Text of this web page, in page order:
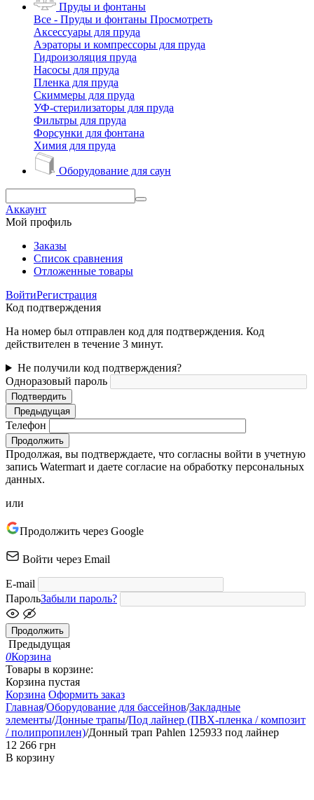
Пруды и фонтаны
Все - Пруды и фонтаны Просмотреть
Аксессуары для пруда
Аэраторы и компрессоры для пруда
Гидроизоляция пруда
Насосы для пруда
Пленка для пруда
Скиммеры для пруда
УФ-стерилизаторы для пруда
Фильтры для пруда
Форсунки для фонтана
Химия для пруда
Оборудование для саун
Аккаунт
Мой профиль
Заказы
Список сравнения
Отложенные товары
ВойтиРегистрация
Код подтверждения
На номер был отправлен код для подтверждения. Код
действителен в течение 3 минут.
Не получили код подтверждения?
Одноразовый пароль
Подтвердить
Предыдущая
Телефон
Продолжить
Продолжая, вы подтверждаете, что согласны войти в учетную
запись Watermart и даете согласие на обработку персональных
данных.
или
Продолжить через Google
Войти через Email
E-mail
ПарольЗабыли пароль?
Продолжить
Предыдущая
0Корзина
Товары в корзине:
Корзина пустая
Корзина Оформить заказ
Главная/Оборудование для бассейнов/Закладные
элементы/Донные трапы/Под лайнер (ПВХ-пленка / композит
/ полипропилен)/Донный трап Pahlen 125933 под лайнер
‍12 266‍ грн
В корзину